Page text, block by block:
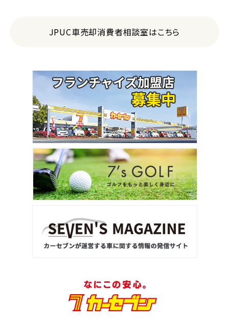
JPUC車売却消費者相談室はこちら